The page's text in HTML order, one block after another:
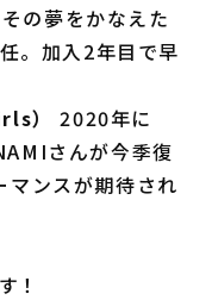
シーポリシー
質問
ト募集 （別ウィンドウで開く
の夢をかなえた
。加入2年目で早
）
2020年に
さんが今季復
マンスが期待され
！